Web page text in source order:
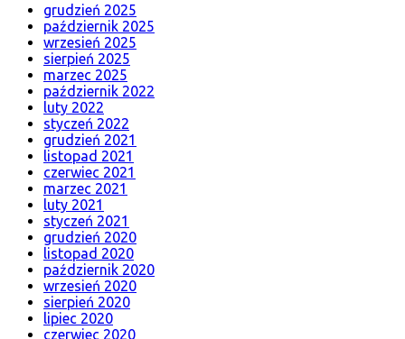
grudzień 2025
październik 2025
wrzesień 2025
sierpień 2025
marzec 2025
październik 2022
luty 2022
styczeń 2022
grudzień 2021
listopad 2021
czerwiec 2021
marzec 2021
luty 2021
styczeń 2021
grudzień 2020
listopad 2020
październik 2020
wrzesień 2020
sierpień 2020
lipiec 2020
czerwiec 2020